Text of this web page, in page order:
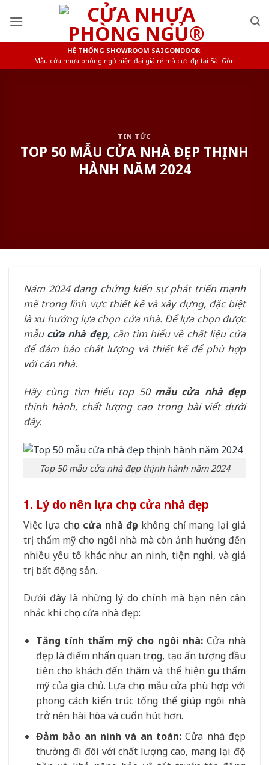
HỆ THỐNG SHOWROOM SAIGONDOOR
Mẫu cửa nhựa phòng ngủ hiện đại giá rẻ mà cực đẹp tại Sài Gòn
TIN TỨC
TOP 50 MẪU CỬA NHÀ ĐẸP THỊNH
HÀNH NĂM 2024
Năm 2024 đang chứng kiến sự phát triển mạnh
mẽ trong lĩnh vực thiết kế và xây dựng, đặc biệt
là xu hướng lựa chọn cửa nhà. Để lựa chọn được
mẫu cửa nhà đẹp, cần tìm hiểu về chất liệu cửa
để đảm bảo chất lượng và thiết kế để phù hợp
với căn nhà.
Hãy cùng tìm hiểu top 50 mẫu cửa nhà đẹp
thịnh hành, chất lượng cao trong bài viết dưới
đây.
Top 50 mẫu cửa nhà đẹp thịnh hành năm 2024
1. Lý do nên lựa chọn cửa nhà đẹp
Việc lựa chọn cửa nhà đẹp không chỉ mang lại giá
trị thẩm mỹ cho ngôi nhà mà còn ảnh hưởng đến
nhiều yếu tố khác như an ninh, tiện nghi, và giá
trị bất động sản.
Dưới đây là những lý do chính mà bạn nên cân
nhắc khi chọn cửa nhà đẹp:
Tăng tính thẩm mỹ cho ngôi nhà:Cửa nhà
đẹp là điểm nhấn quan trọng, tạo ấn tượng đầu
tiên cho khách đến thăm và thể hiện gu thẩm
mỹ của gia chủ. Lựa chọn mẫu cửa phù hợp với
phong cách kiến trúc tổng thể giúp ngôi nhà
trở nên hài hòa và cuốn hút hơn.
Đảm bảo an ninh và an toàn:Cửa nhà đẹp
thường đi đôi với chất lượng cao, mang lại độ